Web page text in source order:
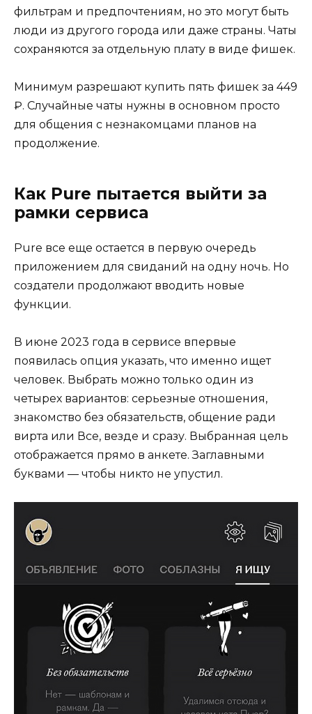
фильтрам и предпочтениям, но это могут быть
люди из другого города или даже страны. Чаты
сохраняются за отдельную плату в виде фишек.
Минимум разрешают купить пять фишек за 449
₽. Случайные чаты нужны в основном просто
для общения с незнакомцами планов на
продолжение.
Как Pure пытается выйти за
рамки сервиса
Pure все еще остается в первую очередь
приложением для свиданий на одну ночь. Но
создатели продолжают вводить новые
функции.
В июне 2023 года в сервисе впервые
появилась опция указать, что именно ищет
человек. Выбрать можно только один из
четырех вариантов: серьезные отношения,
знакомство без обязательств, общение ради
вирта или Все, везде и сразу. Выбранная цель
отображается прямо в анкете. Заглавными
буквами — чтобы никто не упустил.